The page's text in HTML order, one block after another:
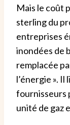
Mais le coût
sterling du
entreprises
inondées de
remplacée
l’énergie ».
fournisseurs
unité de gaz